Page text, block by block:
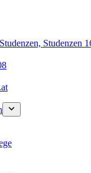
Studenzen